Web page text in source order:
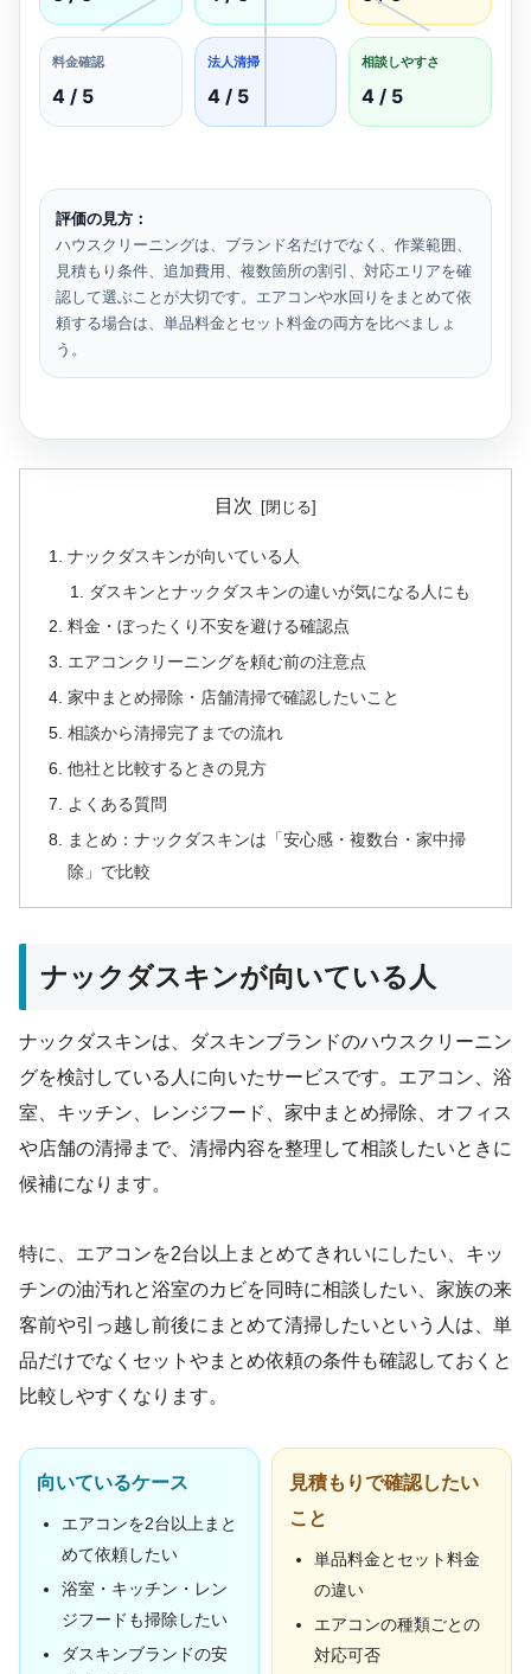
料金確認
4 / 5
法人清掃
4 / 5
相談しやすさ
4 / 5
評価の見方：
ハウスクリーニングは、ブランド名だけでなく、作業範囲、
見積もり条件、追加費用、複数箇所の割引、対応エリアを確
認して選ぶことが大切です。エアコンや水回りをまとめて依
頼する場合は、単品料金とセット料金の両方を比べましょ
う。
目次
ナックダスキンが向いている人
ダスキンとナックダスキンの違いが気になる人にも
料金・ぼったくり不安を避ける確認点
エアコンクリーニングを頼む前の注意点
家中まとめ掃除・店舗清掃で確認したいこと
相談から清掃完了までの流れ
他社と比較するときの見方
よくある質問
まとめ：ナックダスキンは「安心感・複数台・家中掃
除」で比較
ナックダスキンが向いている人
ナックダスキンは、ダスキンブランドのハウスクリーニン
グを検討している人に向いたサービスです。エアコン、浴
室、キッチン、レンジフード、家中まとめ掃除、オフィス
や店舗の清掃まで、清掃内容を整理して相談したいときに
候補になります。
特に、エアコンを2台以上まとめてきれいにしたい、キッ
チンの油汚れと浴室のカビを同時に相談したい、家族の来
客前や引っ越し前後にまとめて清掃したいという人は、単
品だけでなくセットやまとめ依頼の条件も確認しておくと
比較しやすくなります。
向いているケース
エアコンを2台以上まと
めて依頼したい
浴室・キッチン・レン
ジフードも掃除したい
ダスキンブランドの安
見積もりで確認したい
こと
単品料金とセット料金
の違い
エアコンの種類ごとの
対応可否